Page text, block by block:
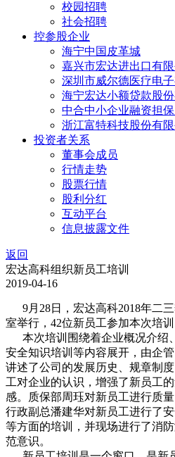
校园招聘
社会招聘
控参股企业
海宁中国皮革城
嘉兴市宏达进出口有限
深圳市威尔德医疗电
海宁宏达小额贷款股
中合中小企业融资担
浙江富特科技股份有限
投资者关系
董事会成员
行情走势
股票行情
股利分红
互动平台
信息披露文件
返回
宏达高科组织新员工培训
2019-04-16
9月28日，宏达高科2018年二三
室举行，42位新员工参加本次培训
本次培训围绕着企业概况介绍
安全知识培训等内容展开，由企
讲述了公司的发展历史、规章制
工对企业的认识，增强了新员工
感。质保部周珏对新员工进行质
行政副总潘建华对新员工进行了
等方面的培训，并现场进行了消
范意识。